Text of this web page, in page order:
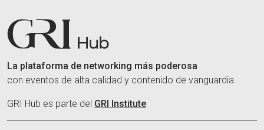
La plataforma de networking más poderosa
con eventos de alta calidad y contenido de vanguardia.
GRI Hub es parte del GRI Institute